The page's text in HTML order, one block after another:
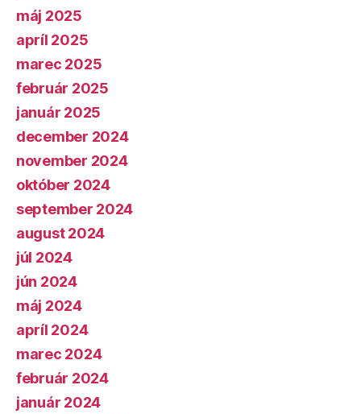
máj 2025
apríl 2025
marec 2025
február 2025
január 2025
december 2024
november 2024
október 2024
september 2024
august 2024
júl 2024
jún 2024
máj 2024
apríl 2024
marec 2024
február 2024
január 2024